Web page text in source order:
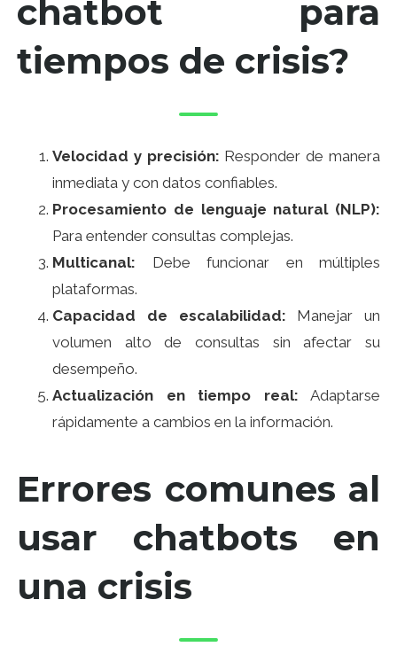
chatbot para
tiempos de crisis?
Velocidad y precisión: Responder de manera
inmediata y con datos confiables.
Procesamiento de lenguaje natural (NLP):
Para entender consultas complejas.
Multicanal: Debe funcionar en múltiples
plataformas.
Capacidad de escalabilidad: Manejar un
volumen alto de consultas sin afectar su
desempeño.
Actualización en tiempo real: Adaptarse
rápidamente a cambios en la información.
Errores comunes al
usar chatbots en
una crisis